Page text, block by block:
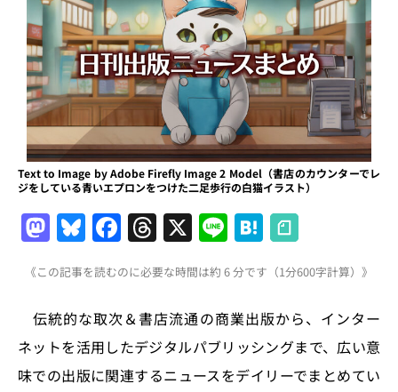
Text to Image by Adobe Firefly Image 2 Model（書店のカウンターでレ
ジをしている青いエプロンをつけた二足歩行の白猫イラスト）
M
a
st
o
d
o
Bl
u
e
s
k
y
F
a
c
e
b
o
T
h
re
a
d
s
X Li
n
e
H
at
e
n
a
《この記事を読むのに必要な時間は約 6 分です（1分600字計算）》
伝統的な取次＆書店流通の商業出版から、インター
ネットを活用したデジタルパブリッシングまで、広い意
味での出版に関連するニュースをデイリーでまとめてい